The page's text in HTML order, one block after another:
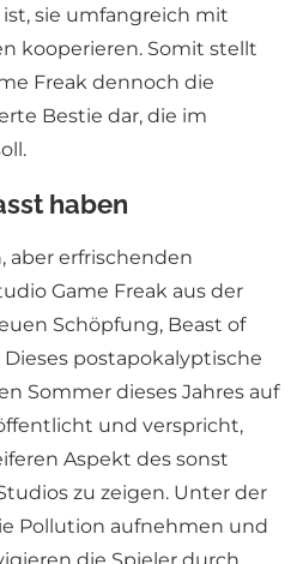
sie umfangreich mit
kooperieren. Somit stellt
Freak dennoch die
Bestie dar, die im
haben
aber erfrischenden
Game Freak aus der
Schöpfung, Beast of
postapokalyptische
Sommer dieses Jahres auf
und verspricht,
Aspekt des sonst
zu zeigen. Unter der
Pollution aufnehmen und
die Spieler durch